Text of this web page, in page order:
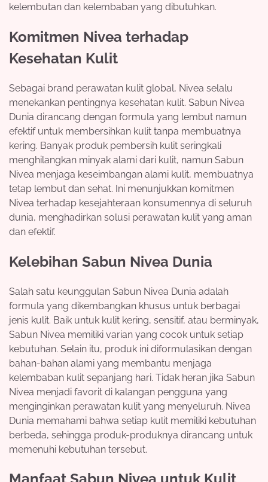
kelembutan dan kelembaban yang dibutuhkan.
Komitmen Nivea terhadap
Kesehatan Kulit
Sebagai brand perawatan kulit global, Nivea selalu
menekankan pentingnya kesehatan kulit. Sabun Nivea
Dunia dirancang dengan formula yang lembut namun
efektif untuk membersihkan kulit tanpa membuatnya
kering. Banyak produk pembersih kulit seringkali
menghilangkan minyak alami dari kulit, namun Sabun
Nivea menjaga keseimbangan alami kulit, membuatnya
tetap lembut dan sehat. Ini menunjukkan komitmen
Nivea terhadap kesejahteraan konsumennya di seluruh
dunia, menghadirkan solusi perawatan kulit yang aman
dan efektif.
Kelebihan Sabun Nivea Dunia
Salah satu keunggulan Sabun Nivea Dunia adalah
formula yang dikembangkan khusus untuk berbagai
jenis kulit. Baik untuk kulit kering, sensitif, atau berminyak,
Sabun Nivea memiliki varian yang cocok untuk setiap
kebutuhan. Selain itu, produk ini diformulasikan dengan
bahan-bahan alami yang membantu menjaga
kelembaban kulit sepanjang hari. Tidak heran jika Sabun
Nivea menjadi favorit di kalangan pengguna yang
menginginkan perawatan kulit yang menyeluruh. Nivea
Dunia memahami bahwa setiap kulit memiliki kebutuhan
berbeda, sehingga produk-produknya dirancang untuk
memenuhi kebutuhan tersebut.